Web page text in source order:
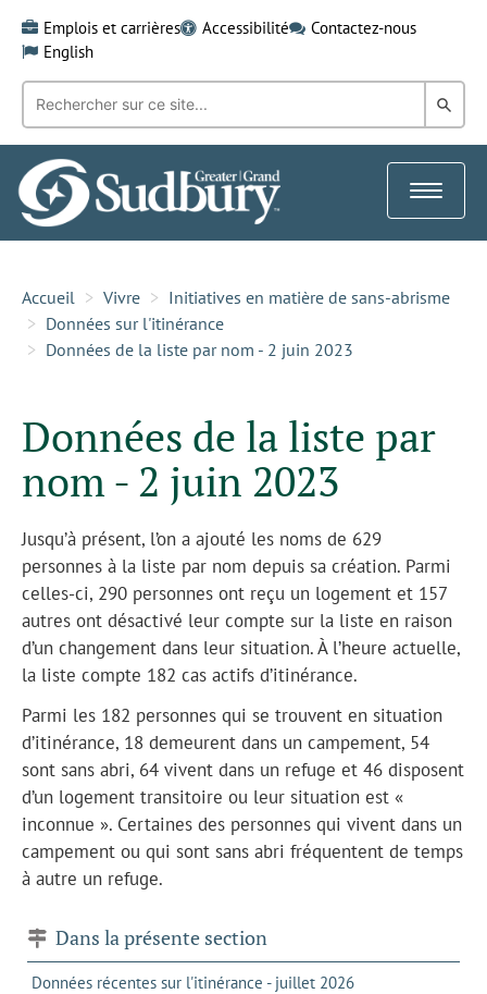
content
Emplois et carrières Accessibilité
Contactez-nous
English
Recherche
mot-
clé:
dans
Toggle
Accueil Vivre
Initiatives en matière de sans-abrisme
Données sur l'itinérance
Données de la liste par nom - 2 juin 2023
Données de la liste par
nom - 2 juin 2023
Jusqu’à présent, l’on a ajouté les noms de 629
personnes à la liste par nom depuis sa création. Parmi
celles-ci, 290 personnes ont reçu un logement et 157
autres ont désactivé leur compte sur la liste en raison
d’un changement dans leur situation. À l’heure actuelle,
la liste compte 182 cas actifs d’itinérance.
Parmi les 182 personnes qui se trouvent en situation
d’itinérance, 18 demeurent dans un campement, 54
sont sans abri, 64 vivent dans un refuge et 46 disposent
d’un logement transitoire ou leur situation est «
inconnue ». Certaines des personnes qui vivent dans un
campement ou qui sont sans abri fréquentent de temps
à autre un refuge.
Dans la présente section
Données récentes sur l'itinérance - juillet 2026